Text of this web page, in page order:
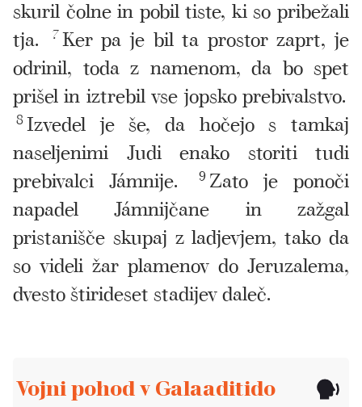
skuril čolne in pobil tiste, ki so pribežali
tja.
7Ker pa je bil ta prostor zaprt, je
odrinil, toda z namenom, da bo spet
prišel in iztrebil vse jopsko prebivalstvo.
8 Izvedel je še, da hočejo s tamkaj
naseljenimi Judi enako storiti tudi
prebivalci Jámnije.
9 Zato je ponoči
napadel Jámnijčane in zažgal
pristanišče skupaj z ladjevjem, tako da
so videli žar plamenov do Jeruzalema,
dvesto štirideset stadijev daleč.
Vojni pohod v Galaaditido